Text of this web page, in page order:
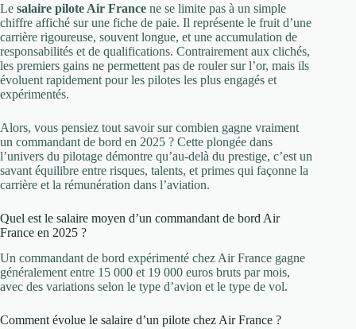
Le salaire pilote Air France ne se limite pas à un simple
chiffre affiché sur une fiche de paie. Il représente le fruit d’une
carrière rigoureuse, souvent longue, et une accumulation de
responsabilités et de qualifications. Contrairement aux clichés,
les premiers gains ne permettent pas de rouler sur l’or, mais ils
évoluent rapidement pour les pilotes les plus engagés et
expérimentés.
Alors, vous pensiez tout savoir sur combien gagne vraiment
un commandant de bord en 2025 ? Cette plongée dans
l’univers du pilotage démontre qu’au-delà du prestige, c’est un
savant équilibre entre risques, talents, et primes qui façonne la
carrière et la rémunération dans l’aviation.
Quel est le salaire moyen d’un commandant de bord Air
France en 2025 ?
Un commandant de bord expérimenté chez Air France gagne
généralement entre 15 000 et 19 000 euros bruts par mois,
avec des variations selon le type d’avion et le type de vol.
Comment évolue le salaire d’un pilote chez Air France ?